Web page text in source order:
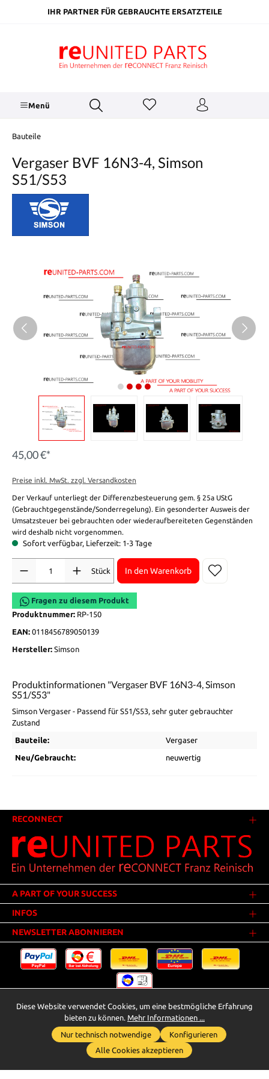
springenIHR PARTNER FÜR GEBRAUCHTE ERSATZTEILE
Menü
Bauteile
Vergaser BVF 16N3-4, Simson
S51/S53
45,00 €*
Preise inkl. MwSt. zzgl. Versandkosten
Der Verkauf unterliegt der Differenzbesteuerung gem. § 25a UStG
(Gebrauchtgegenstände/Sonderregelung). Ein gesonderter Ausweis der
Umsatzsteuer bei gebrauchten oder wiederaufbereiteten Gegenständen
wird deshalb nicht vorgenommen.
Sofort verfügbar, Lieferzeit: 1-3 Tage
Stück
In den Warenkorb
Fragen zu diesem Produkt
Produktnummer: RP-150
EAN: 0118456789050139
Hersteller: Simson
Produktinformationen "Vergaser BVF 16N3-4, Simson
S51/S53"
Simson Vergaser - Passend für S51/S53, sehr guter gebrauchter
Zustand
Bauteile: Vergaser
Neu/Gebraucht: neuwertig
RECONNECT
A PART OF YOUR SUCCESS
INFOS
NEWSLETTER ABONNIEREN
* Alle Preise inkl. gesetzl. Mehrwertsteuer zzgl.Versandkosten
Innerhalb Deutschlands - Versandkostenfrei ab 25,00 Euro Warenwert.
** Der Verkauf unterliegt der Differenzbesteuerung gem. § 25a UStG
(Gebrauchtgegenstände/Sonderregelung). Ein gesonderter Ausweis der
Umsatzsteuer bei gebrauchten oder wiederaufbereiteten Gegenständen
Whatsapp für Anfragen
Diese Website verwendet Cookies, um eine bestmögliche Erfahrung
bieten zu können. Mehr Informationen ...
Nur technisch notwendige
Konfigurieren
Alle Cookies akzeptieren